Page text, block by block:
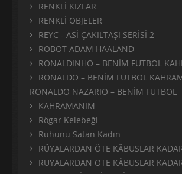
RENKLİ KIZLAR
RENKLİ OBJELER
REYC - ASİ ÇAKILTAŞI SERİSİ 2
ROBOT ADAM HAALAND
RONALDINHO – BENİM FUTBOL
RONALDO – BENİM FUTBOL
RONALDO NAZARIO – BENİM FUTBOL
KAHRAMANIM
Rögar Kelebeği
Ruhunu Satan Kadın
RÜYALARDAN ÖTE KÂBUSLAR
RÜYALARDAN ÖTE KÂBUSLAR